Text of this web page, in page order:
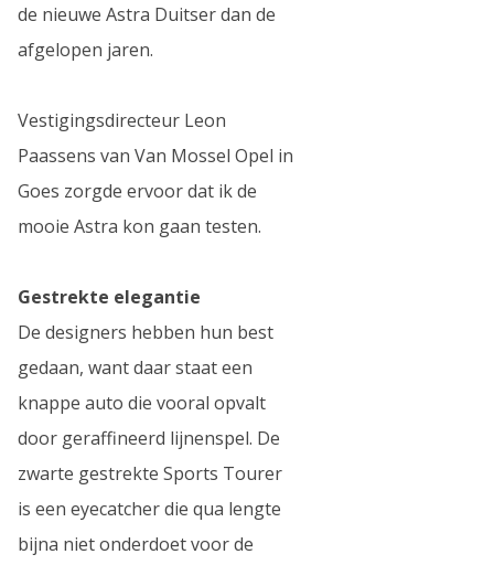
de nieuwe Astra Duitser dan de
afgelopen jaren.
Vestigingsdirecteur Leon
Paassens van Van Mossel Opel in
Goes zorgde ervoor dat ik de
mooie Astra kon gaan testen.
Gestrekte elegantie
De designers hebben hun best
gedaan, want daar staat een
knappe auto die vooral opvalt
door geraffineerd lijnenspel. De
zwarte gestrekte Sports Tourer
is een eyecatcher die qua lengte
bijna niet onderdoet voor de